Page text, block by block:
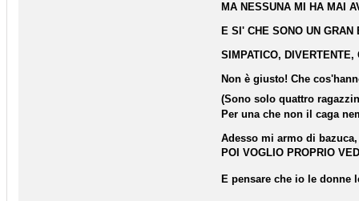
MA NESSUNA MI HA MAI
E SI' CHE SONO UN
SIMPATICO,
Non è giusto! Che
(Sono solo quattro
Per una che non il caga
Adesso mi armo di
POI VOGLIO PROPRIO
E pensare che io le